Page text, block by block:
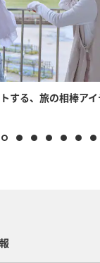
する、旅の相棒ア